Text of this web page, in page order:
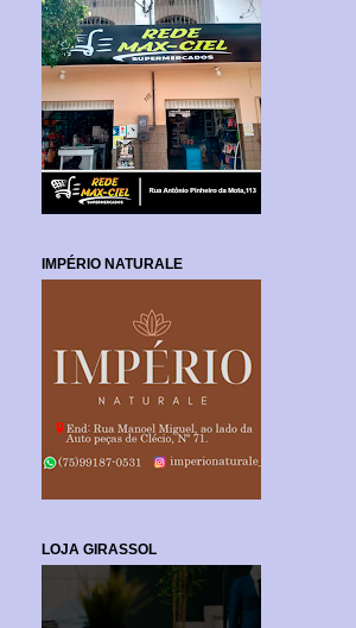
IMPÉRIO NATURALE
LOJA GIRASSOL